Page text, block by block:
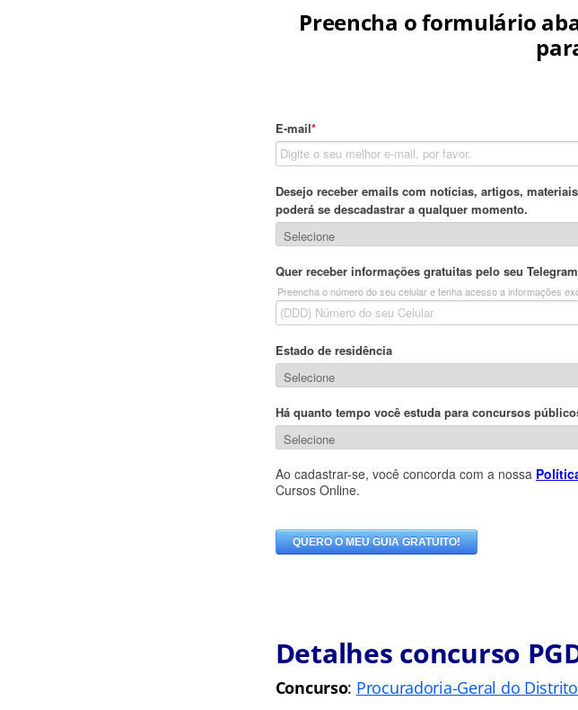
Preencha o formulário
Detalhes concurso
Concurso: Procuradoria-Geral do